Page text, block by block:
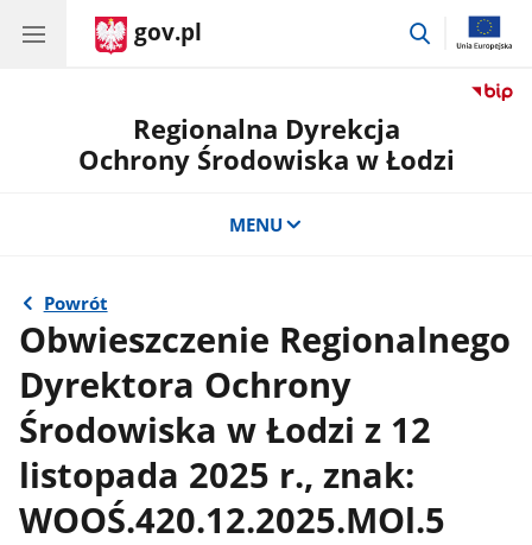
gov.pl
przejdź
Regionalna Dyrekcja
Ochrony Środowiska w Łodzi
MENU
Powrót
Obwieszczenie Regionalnego
Dyrektora Ochrony
Środowiska w Łodzi z 12
listopada 2025 r., znak:
WOOŚ.420.12.2025.MOl.5